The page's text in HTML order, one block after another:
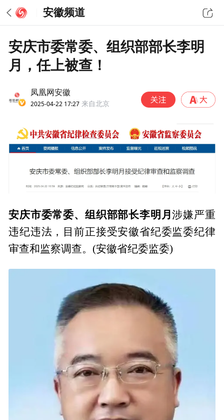
安徽频道
安庆市委常委、组织部部长李明
月，任上被查！
凤凰网安徽
2025-04-22 17:27 来自北京
安庆市委常委、组织部部长李明月涉嫌严重
违纪违法，目前正接受安徽省纪委监委纪律
审查和监察调查。(安徽省纪委监委)